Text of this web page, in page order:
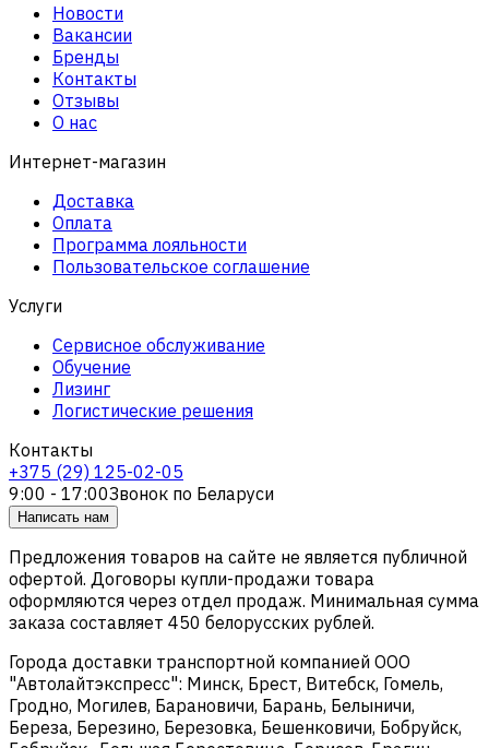
Новости
Вакансии
Бренды
Контакты
Отзывы
О нас
Интернет-магазин
Доставка
Оплата
Программа лояльности
Пользовательское соглашение
Услуги
Сервисное обслуживание
Обучение
Лизинг
Логистические решения
Контакты
+375 (29) 125-02-05
9:00 - 17:00Звонок по Беларуси
Написать нам
Предложения товаров на сайте не является публичной
офертой. Договоры купли-продажи товара
оформляются через отдел продаж. Минимальная сумма
заказа составляет 450 белорусских рублей.
Города доставки транспортной компанией ООО
"Автолайтэкспресс": Минск, Брест, Витебск, Гомель,
Гродно, Могилев, Барановичи, Барань, Белыничи,
Береза, Березино, Березовка, Бешенковичи, Бобруйск,